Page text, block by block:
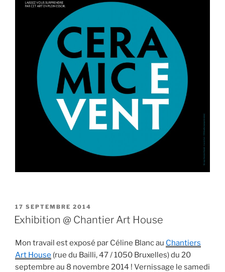
PUBLIÉ
LE
17 SEPTEMBRE 2014
Exhibition @ Chantier Art House
Mon travail est exposé par Céline Blanc au Chantiers
Art House (rue du Bailli, 47 / 1050 Bruxelles) du 20
septembre au 8 novembre 2014 ! Vernissage le samedi